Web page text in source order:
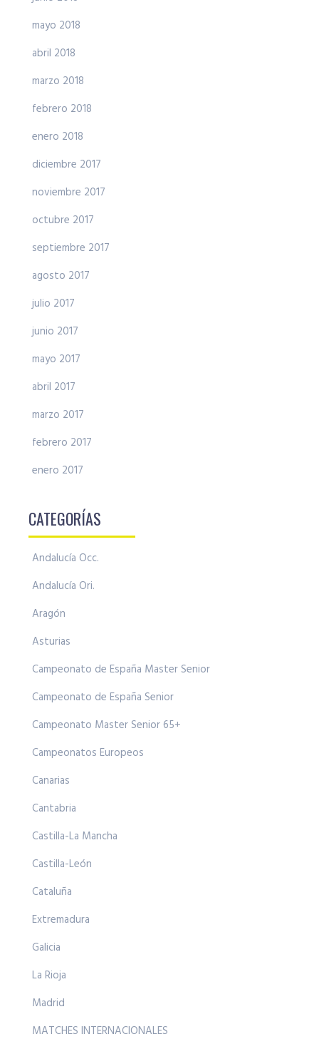
mayo 2018
abril 2018
marzo 2018
febrero 2018
enero 2018
diciembre 2017
noviembre 2017
octubre 2017
septiembre 2017
agosto 2017
julio 2017
junio 2017
mayo 2017
abril 2017
marzo 2017
febrero 2017
enero 2017
CATEGORÍAS
Andalucía Occ.
Andalucía Ori.
Aragón
Asturias
Campeonato de España Master Senior
Campeonato de España Senior
Campeonato Master Senior 65+
Campeonatos Europeos
Canarias
Cantabria
Castilla-La Mancha
Castilla-León
Cataluña
Extremadura
Galicia
La Rioja
Madrid
MATCHES INTERNACIONALES